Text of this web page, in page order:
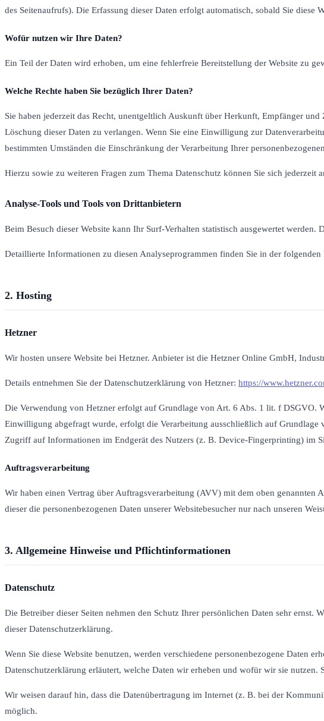
des Seitenaufrufs). Die Erfassung dieser Daten erfolgt automatisch, sobald Sie diese
Wofür nutzen wir Ihre Daten?
Ein Teil der Daten wird erhoben, um eine fehlerfreie Bereitstellung der Website zu
Welche Rechte haben Sie bezüglich Ihrer Daten?
Sie haben jederzeit das Recht, unentgeltlich Auskunft über Herkunft, Empfänger
Löschung dieser Daten zu verlangen. Wenn Sie eine Einwilligung zur
bestimmten Umständen die Einschränkung der Verarbeitung Ihrer
Hierzu sowie zu weiteren Fragen zum Thema Datenschutz können Sie sich jederzeit
Analyse-Tools und Tools von Dritt­anbietern
Beim Besuch dieser Website kann Ihr Surf-Verhalten statistisch ausgewertet
Detaillierte Informationen zu diesen Analyseprogrammen finden Sie in der folgenden
2. Hosting
Hetzner
Wir hosten unsere Website bei Hetzner. Anbieter ist die Hetzner Online GmbH,
Details entnehmen Sie der Datenschutzerklärung von Hetzner: https://
Die Verwendung von Hetzner erfolgt auf Grundlage von Art. 6 Abs. 1 lit. f DSGVO.
Einwilligung abgefragt wurde, erfolgt die Verarbeitung ausschließlich auf
Zugriff auf Informationen im Endgerät des Nutzers (z. B. Device-Fingerprinting) im
Auftragsverarbeitung
Wir haben einen Vertrag über Auftragsverarbeitung (AVV) mit dem oben genannten
dieser die personenbezogenen Daten unserer Websitebesucher nur nach unseren
3. Allgemeine Hinweise und Pflicht­informationen
Datenschutz
Die Betreiber dieser Seiten nehmen den Schutz Ihrer persönlichen Daten sehr
dieser Datenschutzerklärung.
Wenn Sie diese Website benutzen, werden verschiedene personenbezogene Daten
Datenschutzerklärung erläutert, welche Daten wir erheben und wofür wir sie nutzen.
Wir weisen darauf hin, dass die Datenübertragung im Internet (z. B. bei der
möglich.